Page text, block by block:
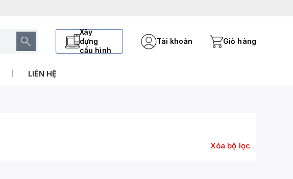
Xây
dựng
cấu hình
Tài khoản Giỏ hàng
LIÊN HỆ
Xóa bộ lọc